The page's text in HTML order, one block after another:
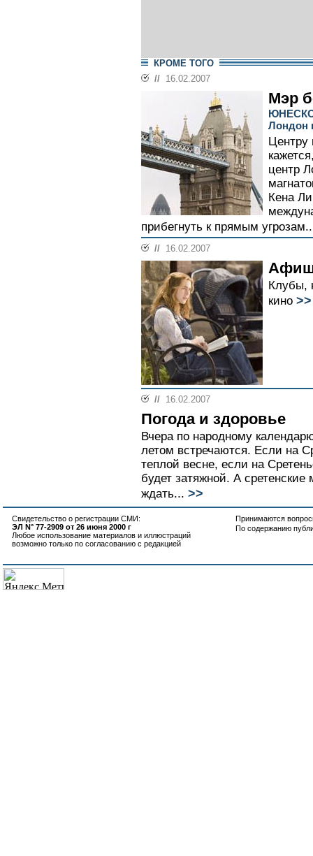
КРОМЕ ТОГО
// 16.02.2007
Мэр
ЮНЕСКО
Лондон
центр
Кена
прибегнуть к прямым
// 16.02.2007
Клубы,
кино >>
// 16.02.2007
Погода и здоровье
Вчера по народному
летом встречаются. Если на
теплой весне, если на
будет затяжной. А сретенские
ждать... >>
Свидетельство о регистрации СМИ:
ЭЛ N° 77-2909 от 26 июня 2000 г
Любое использование материалов и иллюстраций
возможно только по согласованию с редакцией
Принимаются
По содержанию